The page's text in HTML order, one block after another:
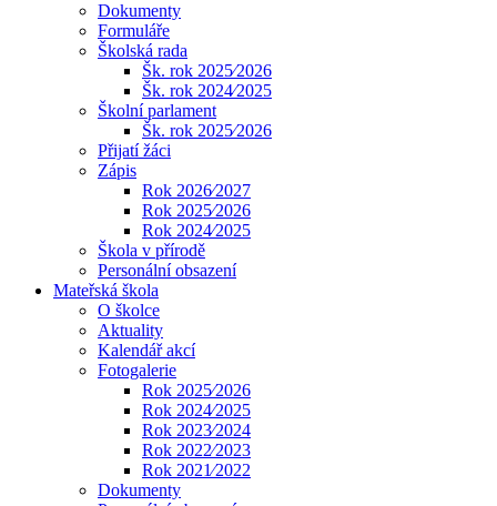
Dokumenty
Formuláře
Školská rada
Šk. rok 2025⁄2026
Šk. rok 2024⁄2025
Školní parlament
Šk. rok 2025⁄2026
Přijatí žáci
Zápis
Rok 2026⁄2027
Rok 2025⁄2026
Rok 2024⁄2025
Škola v přírodě
Personální obsazení
Mateřská škola
O školce
Aktuality
Kalendář akcí
Fotogalerie
Rok 2025⁄2026
Rok 2024⁄2025
Rok 2023⁄2024
Rok 2022⁄2023
Rok 2021⁄2022
Dokumenty